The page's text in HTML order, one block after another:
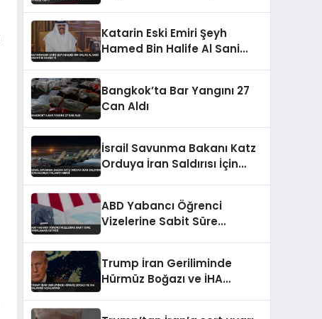
Katarin Eski Emiri Şeyh
Hamed Bin Halife Al Sani
Bangkok’ta Bar Yangını 27
Can Aldı
İsrail Savunma Bakanı Katz
Orduya İran Saldırısı İçin
ABD Yabancı Öğrenci
Vizelerine Sabit Süre
Trump İran Geriliminde
Hürmüz Boğazı ve İHA